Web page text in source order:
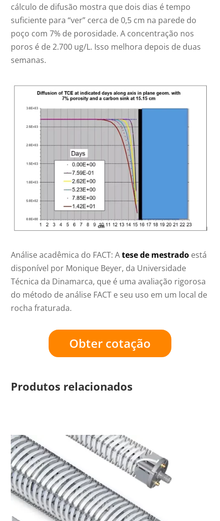
cálculo de difusão mostra que dois dias é tempo
suficiente para “ver” cerca de 0,5 cm na parede do
poço com 7% de porosidade. A concentração nos
poros é de 2.700 ug/L. Isso melhora depois de duas
semanas.
Análise acadêmica do FACT: Atese de mestrado está
disponível por Monique Beyer, da Universidade
Técnica da Dinamarca, que é uma avaliação rigorosa
do método de análise FACT e seu uso em um local de
rocha fraturada.
Obter cotação
Produtos relacionados